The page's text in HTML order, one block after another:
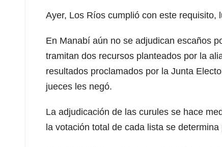
Ayer, Los Ríos cumplió con este requisito,
En Manabí aún no se adjudican escaños
tramitan dos recursos planteados por la
resultados proclamados por la Junta
jueces les negó.
La adjudicación de las curules se hace
la votación total de cada lista se